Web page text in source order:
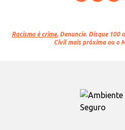
Racismo é crime. Denuncie. Disque 100
Civil mais próxima ou o